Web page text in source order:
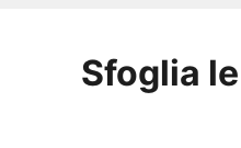
Sfoglia